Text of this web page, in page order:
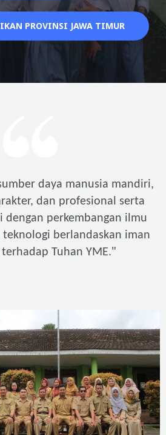
PROVINSI JAWA TIMUR
daya manusia mandiri,
dan profesional serta
dengan perkembangan ilmu
berlandaskan iman
Tuhan YME."